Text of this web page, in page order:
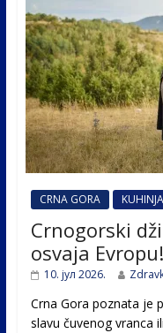
CRNA GORA KUHINJA
Crnogorski
osvaja Evropu!
10. јул 2026.
Crna Gora poznata je
slavu čuvenog vranca